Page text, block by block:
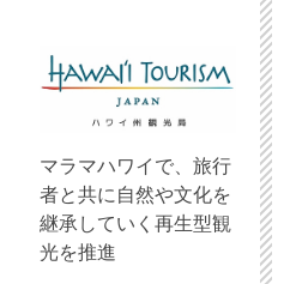
マラマハワイで、旅行
者と共に自然や文化を
継承していく再生型観
光を推進